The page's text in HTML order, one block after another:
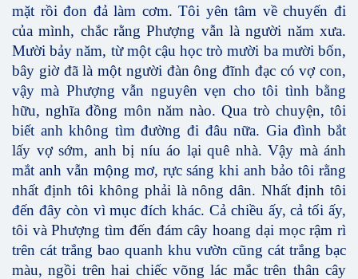
mặt rồi đon đả làm cơm. Tôi yên tâm về chuyến đi
của mình, chắc rằng Phượng vẫn là người năm xưa.
Mười bảy năm, từ một cậu học trò mười ba mười bốn,
bây giờ đã là một người đàn ông đĩnh đạc có vợ con,
vậy mà Phượng vẫn nguyên vẹn cho tôi tình bằng
hữu, nghĩa đồng môn năm nào. Qua trò chuyện, tôi
biết anh không tìm đường đi đâu nữa. Gia đình bắt
lấy vợ sớm, anh bị níu áo lại quê nhà. Vậy mà ánh
mắt anh vẫn mộng mơ, rực sáng khi anh bảo tôi rằng
nhất định tôi không phải là nông dân. Nhất định tôi
đến đây còn vì mục đích khác. Cả chiều ấy, cả tối ấy,
tôi và Phượng tìm đến đám cây hoang dại mọc rậm rì
trên cát trắng bao quanh khu vườn cũng cát trắng bạc
màu, ngồi trên hai chiếc võng lác mắc trên thân cây